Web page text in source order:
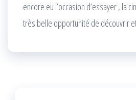
encore eu l’occasion d’essayer , la
très belle opportunité de découvrir